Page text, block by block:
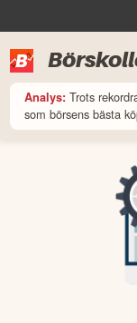
Analys: Trots
som börsens bästa